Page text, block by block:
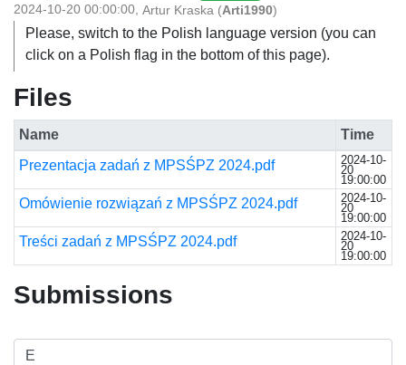
2024-10-20 00:00:00, Artur Kraska (Arti1990)
Please, switch to the Polish language version (you can
click on a Polish flag in the bottom of this page).
Files
Name
Time
Prezentacja zadań z MPSŚPZ 2024.pdf
2024-10-
20
19:00:00
Omówienie rozwiązań z MPSŚPZ 2024.pdf 2024-10-
20
19:00:00
Treści zadań z MPSŚPZ 2024.pdf 2024-10-
20
19:00:00
Submissions